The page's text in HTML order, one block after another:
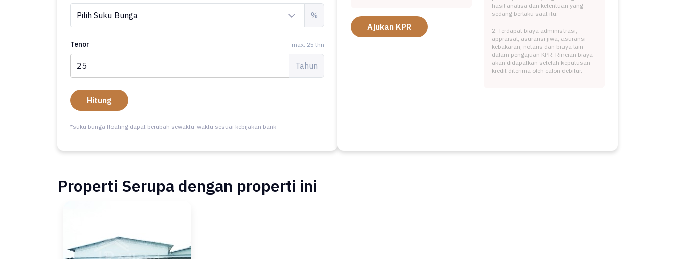
%
Tenor max. 25 thn
Tahun
Hitung
*suku bunga floating dapat berubah sewaktu-waktu sesuai kebijakan bank
Ajukan KPR
hasil analisa dan ketentuan yang
sedang berlaku saat itu.
2. Terdapat biaya administrasi,
appraisal, asuransi jiwa, asuransi
kebakaran, notaris dan biaya lain
dalam pengajuan KPR. Rincian biaya
akan didapatkan setelah keputusan
kredit diterima oleh calon debitur.
Properti Serupa dengan properti ini